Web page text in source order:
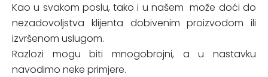
Kao u svakom poslu, tako i u našem može doći do
nezadovoljstva klijenta dobivenim proizvodom ili
izvršenom uslugom.
Razlozi mogu biti mnogobrojni, a u nastavku
navodimo neke primjere.